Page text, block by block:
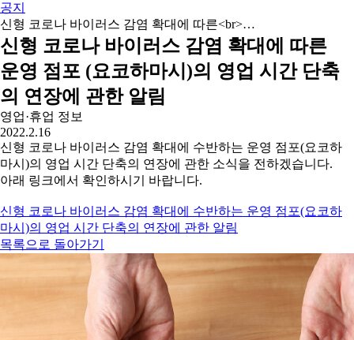
공지
신형 코로나 바이러스 감염 확대에 따른<br>…
신형 코로나 바이러스 감염 확대에 따른
운영 점포 (요코하마시)의 영업 시간 단축
의 연장에 관한 알림
영업·휴업 정보
2022.2.16
신형 코로나 바이러스 감염 확대에 수반하는 운영 점포(요코하
마시)의 영업 시간 단축의 연장에 관한 소식을 전하겠습니다.
아래 링크에서 확인하시기 바랍니다.
신형 코로나 바이러스 감염 확대에 수반하는 운영 점포(요코하
마시)의 영업 시간 단축의 연장에 관한 알림
목록으로 돌아가기